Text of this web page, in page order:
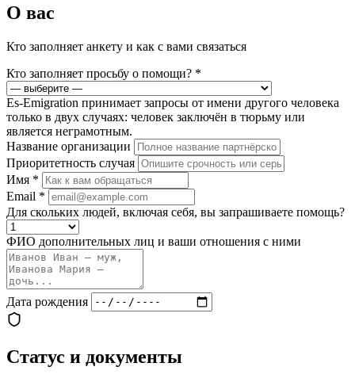
О вас
Кто заполняет анкету и как с вами связаться
Кто заполняет просьбу о помощи? *
Es-Emigration принимает запросы от имени другого человека
только в двух случаях: человек заключён в тюрьму или
является неграмотным.
Название организации
Приоритетность случая
Имя *
Email *
Для скольких людей, включая себя, вы запрашиваете помощь?
ФИО дополнительных лиц и ваши отношения с ними
Дата рождения
Статус и документы